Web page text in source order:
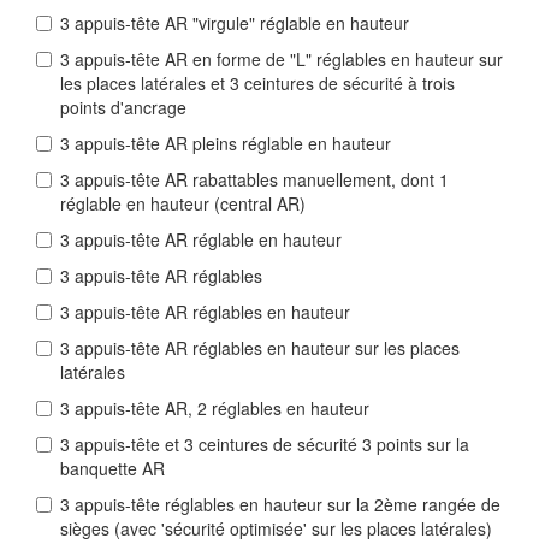
3 appuis-tête AR "virgule" réglable en hauteur
3 appuis-tête AR en forme de "L" réglables en hauteur sur
les places latérales et 3 ceintures de sécurité à trois
points d'ancrage
3 appuis-tête AR pleins réglable en hauteur
3 appuis-tête AR rabattables manuellement, dont 1
réglable en hauteur (central AR)
3 appuis-tête AR réglable en hauteur
3 appuis-tête AR réglables
3 appuis-tête AR réglables en hauteur
3 appuis-tête AR réglables en hauteur sur les places
latérales
3 appuis-tête AR, 2 réglables en hauteur
3 appuis-tête et 3 ceintures de sécurité 3 points sur la
banquette AR
3 appuis-tête réglables en hauteur sur la 2ème rangée de
sièges (avec 'sécurité optimisée' sur les places latérales)